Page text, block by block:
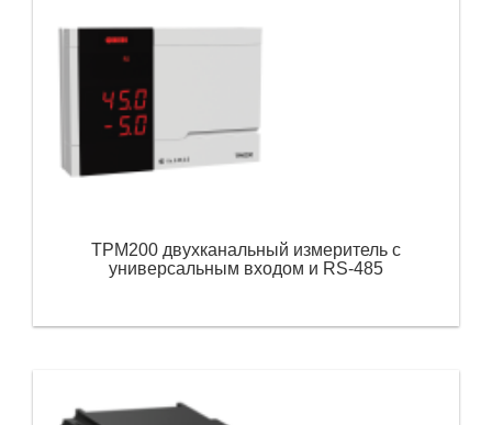
ТРМ200 двухканальный измеритель с
универсальным входом и RS-485